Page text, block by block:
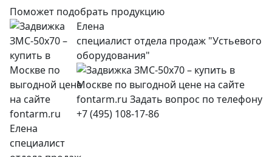
Поможет подобрать продукцию
Елена
специалист отдела продаж "Устьевого
оборудования"
+7 (495) 108-17-86